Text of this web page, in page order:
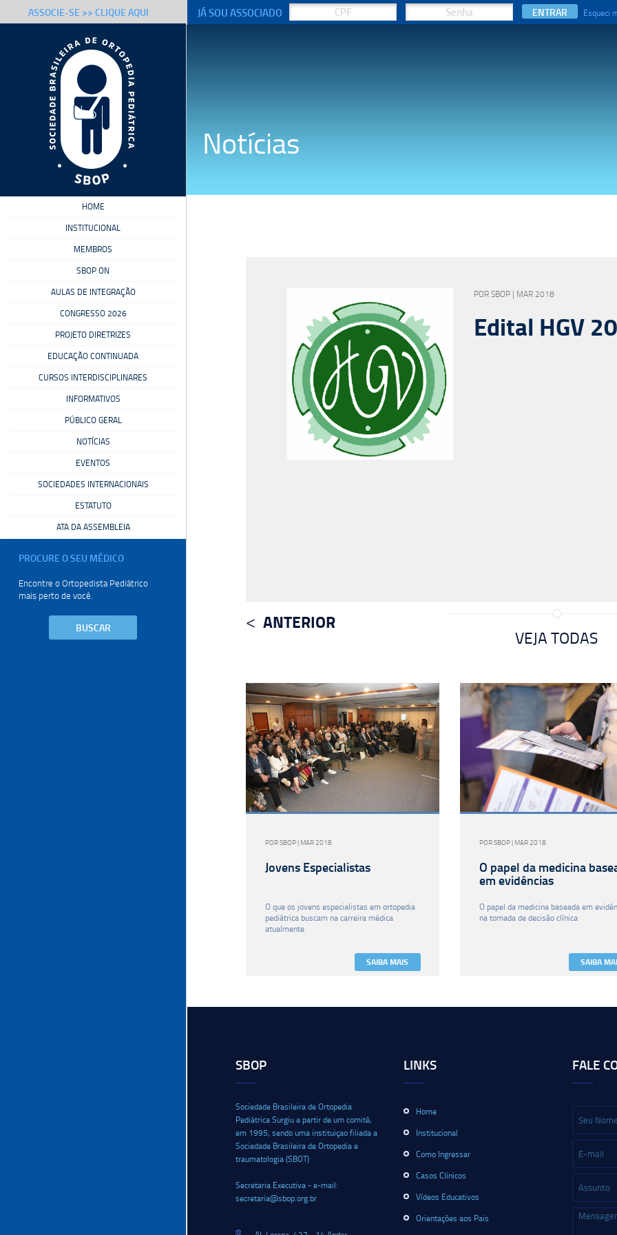
ASSOCIE-SE >> CLIQUE AQUI JÁ SOU ASSOCIADO ENTRAR Esqueci
HOME
INSTITUCIONAL
MEMBROS
SBOP ON
AULAS DE INTEGRAÇÃO
CONGRESSO 2026
PROJETO DIRETRIZES
EDUCAÇÃO CONTINUADA
CURSOS INTERDISCIPLINARES
INFORMATIVOS
PÚBLICO GERAL
NOTÍCIAS
EVENTOS
SOCIEDADES INTERNACIONAIS
ESTATUTO
ATA DA ASSEMBLEIA
PROCURE O SEU MÉDICO
Encontre o OrtopedistaPediátrico
mais perto de você.
BUSCAR
Notícias
POR SBOP | MAR 2018
Edital HGV
ANTERIOR
VEJA TODAS
POR SBOP | MAR 2018
Jovens Especialistas
O que os jovens especialistas em ortopedia
pediátrica buscam na carreira médica
atualmente
SAIBA MAIS
POR SBOP | MAR 2018
O papel da medicina
em evidências
O papel da medicina baseada em
na tomada de decisão clínica
SAIBA
SBOP
Sociedade Brasileira de Ortopedia
Pediátrica Surgiu a partir de um comitê,
em 1995, sendo uma instituiçao filiada a
Sociedade Brasileira de Ortopedia e
traumatologia (SBOT)
Secretaria Executiva - e-mail:
secretaria@sbop.org.br
LINKS
Home
Institucional
Como Ingressar
Casos Clínicos
Vídeos Educativos
Orientações aos Pais
FALE